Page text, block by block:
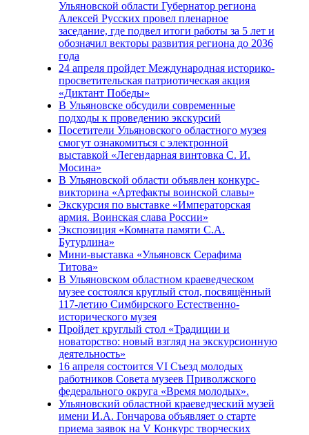
Ульяновской области Губернатор региона
Алексей Русских провел пленарное
заседание, где подвел итоги работы за 5 лет и
обозначил векторы развития региона до 2036
года
24 апреля пройдет Международная историко-
просветительская патриотическая акция
«Диктант Победы»
В Ульяновске обсудили современные
подходы к проведению экскурсий
Посетители Ульяновского областного музея
смогут ознакомиться с электронной
выставкой «Легендарная винтовка С. И.
Мосина»
В Ульяновской области объявлен конкурс-
викторина «Артефакты воинской славы»
Экскурсия по выставке «Императорская
армия. Воинская слава России»
Экспозиция «Комната памяти С.А.
Бутурлина»
Мини-выставка «Ульяновск Серафима
Титова»
В Ульяновском областном краеведческом
музее состоялся круглый стол, посвящённый
117-летию Симбирского Естественно-
исторического музея
Пройдет круглый стол «Традиции и
новаторство: новый взгляд на экскурсионную
деятельность»
16 апреля состоится VI Съезд молодых
работников Совета музеев Приволжского
федерального округа «Время молодых».
Ульяновский областной краеведческий музей
имени И.А. Гончарова объявляет о старте
приема заявок на V Конкурс творческих